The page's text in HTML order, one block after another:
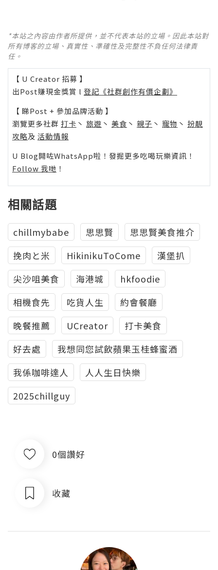
*本站之內容由作者所提供，並不代表本站的立場。因此本站對
所有博客的立場、真實性、準確性及完整性不負任何法律責
任。
【 U Creator 招募 】
出Post賺現金獎賞 l 登記《社群創作有價企劃》
【 睇Post + 參加品牌活動 】
瀏覽更多社群 打卡 丶 旅遊 丶 美食 丶 親子 丶 寵物 丶 扮靚
攻略及 活動情報
U Blog開咗WhatsApp啦！發掘更多吃喝玩樂資訊！
Follow 我哋 ！
相關話題
chillmybabe 思思賢
思思賢美食推介
挽肉と米
HikinikuToCome
漢堡扒
尖沙咀美食
海港城
hkfoodie
相機食先
吃貨人生
約會餐廳
晚餐推薦
UCreator
打卡美食
好去處
我想同您試飲蘋果玉桂蜂蜜酒
我係咖啡達人
人人生日快樂
2025chillguy
0個讚好
收藏